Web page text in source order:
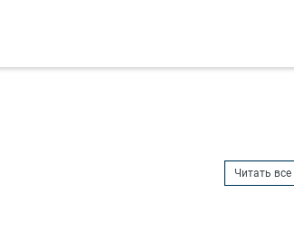
Читать все